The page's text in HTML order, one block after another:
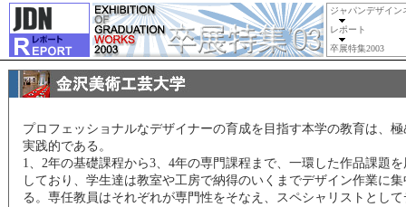
ジャパンデザイン
レポート
卒展特集2003
プロフェッショナルなデザイナーの育成を目指す本学の教育は、極
実践的である。
1、2年の基礎課程から3、4年の専門課程まで、一環した作品課題を
しており、学生達は教室や工房で納得のいくまでデザイン作業に集
る。専任教員はそれぞれが専門性をそなえ、スペシャリストとして